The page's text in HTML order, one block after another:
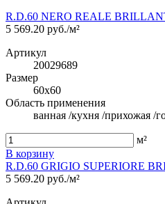
R.D.60 NERO REALE
5 569.20 руб./м²
Артикул
20029689
Размер
60x60
Область применения
ванная /кухня /прихожая /
м²
В корзину
R.D.60 GRIGIO SUPERIORE
5 569.20 руб./м²